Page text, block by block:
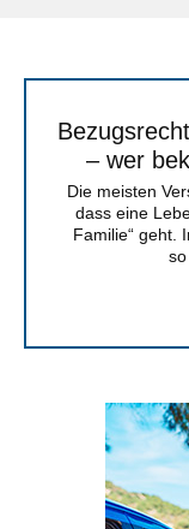
– wer
Die meisten
dass eine
Familie“ geht.